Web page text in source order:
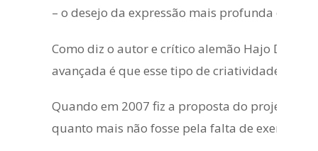
– o desejo da expressão mais profunda dos
Como diz o autor e crítico alemão Hajo
avançada é que esse tipo de criatividade se
Quando em 2007 fiz a proposta do projeto da
quanto mais não fosse pela falta de